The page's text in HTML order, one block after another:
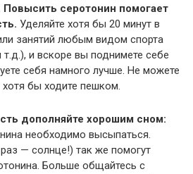
Повысить серотонин помогает
Уделяйте хотя бы 20 минут в
занятий любым видом спорта
т.д.), и вскоре вы поднимете себе
себя намного лучше. Не можете
бы ходите пешком.
дополняйте хорошим сном:
необходимо высыпаться.
— солнце!) так же помогут
Больше общайтесь с